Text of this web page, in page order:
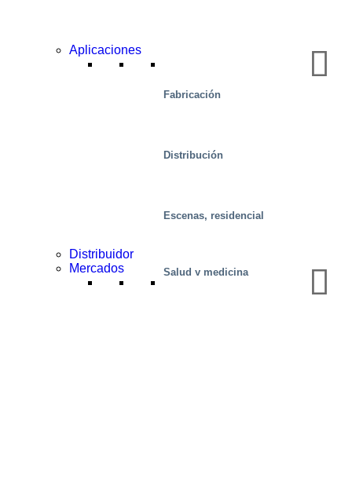
Salud y medicina
Aplicaciones
Fabricación
Distribución
Escenas, residencial
Distribuidor
Mercados